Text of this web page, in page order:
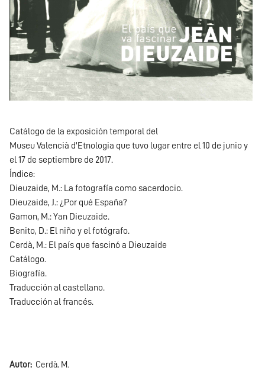
Catálogo de la exposición temporal del
Museu Valencià d'Etnologia que tuvo lugar entre el 10 de junio y
el 17 de septiembre de 2017.
Índice:
Dieuzaide, M.: La fotografía como sacerdocio.
Dieuzaide, J.: ¿Por qué España?
Gamon, M.: Yan Dieuzaide.
Benito, D.: El niño y el fotógrafo.
Cerdà, M.: El país que fascinó a Dieuzaide
Catálogo.
Biografía.
Traducción al castellano.
Traducción al francés.
Autor
Cerdà, M.